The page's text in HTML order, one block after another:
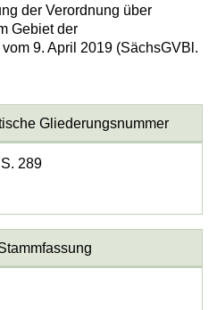
der Verordnung über
Gebiet der
9. April 2019 (SächsGVBl.
Gliederungsnummer
289